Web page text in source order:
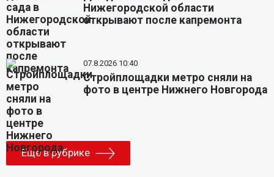
Нижегородской области
открывают после капремонта
07.8.2026 10:40
Стройплощадки метро сняли на
фото в центре Нижнего Новгорода
Еще в рубрике